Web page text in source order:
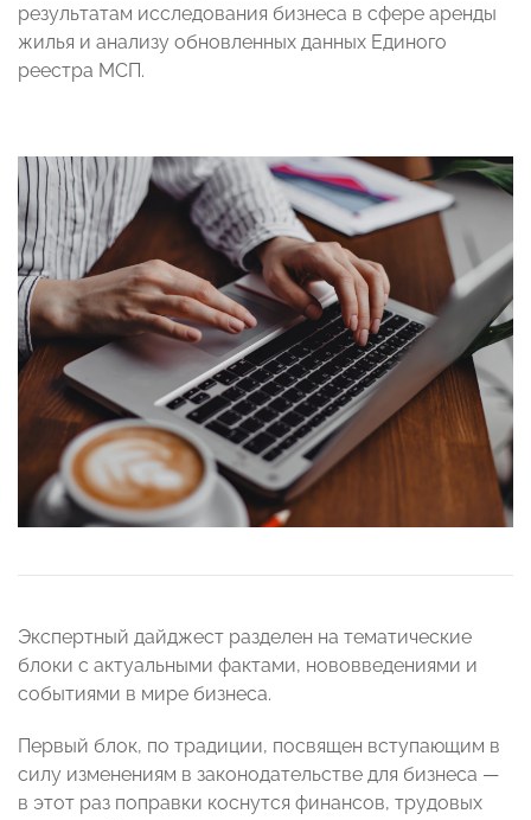
результатам исследования бизнеса в сфере аренды
жилья и анализу обновленных данных Единого
реестра МСП.
Экспертный дайджест разделен на тематические
блоки с актуальными фактами, нововведениями и
событиями в мире бизнеса.
Первый блок, по традиции, посвящен вступающим в
силу изменениям в законодательстве для бизнеса —
в этот раз поправки коснутся финансов, трудовых